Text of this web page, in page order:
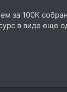
за 100К
в виде еще